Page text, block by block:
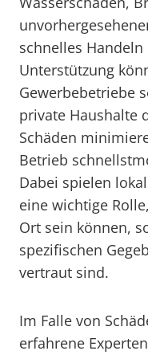
schnelles
Unterstützung
Gewerbebetriebe
private Haushalte
Schäden
Betrieb
Dabei spielen
eine wichtige
Ort sein können,
spezifischen
vertraut sind.
Im Falle von
erfahrene